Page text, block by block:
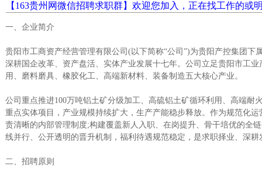
【163贵州网微信招聘求职群】欢迎您加入，正在找工作的
一、企业简介
贵阳市工商资产经营管理有限公司(以下简称“公司”)为贵阳产控集团下
深耕国企改革、资产盘活、实体产业发展十七年。公司立足贵阳市工
用、磨料磨具、橡胶化工、高端新材料、装备制造五大核心产业。
公司重点推进100万吨铝土矿分级加工、高硫铝土矿循环利用、高端耐
重点实体项目，产业规模持续扩大，生产产能稳步释放。作为规范化
责清晰的内部管理制度;构建覆盖新人入职、在岗提升、骨干培优的全
线并行、公开透明的晋升机制，福利待遇规范稳定，是求职择业、深
二、招聘原则